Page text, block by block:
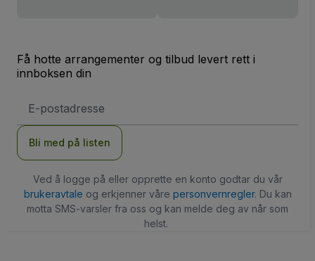
Få hotte arrangementer og tilbud levert rett i
innboksen din
postadresse
Bli med på listen
Ved å logge på eller opprette en konto godtar du vår
brukeravtale og erkjenner våre personvernregler. Du kan
motta SMS-varsler fra oss og kan melde deg av når som
helst.